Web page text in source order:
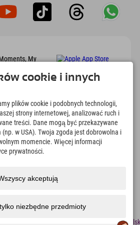
My
i wieloma
4.634km
Stoki do jazdy na nartach i
snowboardzie
cookie i innych
plików cookie i podobnych technologii,
strony internetowej, analizować ruch i
treści. Dane mogą być przekazywane
w USA). Twoja zgoda jest dobrowolna i
momencie. Więcej informacji
prywatności.
akceptują
niezbędne przedmioty